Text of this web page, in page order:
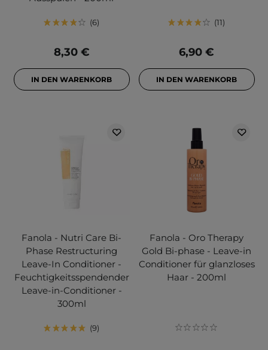
6
8,30 €
IN DEN WARENKORB
11
6,90 €
IN DEN WARENKORB
Fanola - Nutri Care Bi-
Phase Restructuring
Leave-In Conditioner -
Feuchtigkeitsspendender
Leave-in-Conditioner -
300ml
9
Fanola - Oro Therapy
Gold Bi-phase - Leave-in
Conditioner für glanzloses
Haar - 200ml